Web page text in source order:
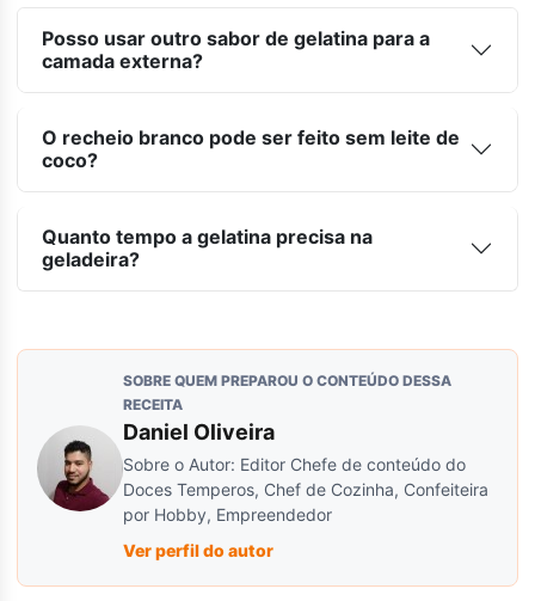
Posso usar outro sabor de gelatina para a
camada externa?
O recheio branco pode ser feito sem leite de
coco?
Quanto tempo a gelatina precisa na
geladeira?
SOBRE QUEM PREPAROU O CONTEÚDO DESSA
RECEITA
Daniel Oliveira
Sobre o Autor: Editor Chefe de conteúdo do
Doces Temperos, Chef de Cozinha, Confeiteira
por Hobby, Empreendedor
Ver perfil do autor